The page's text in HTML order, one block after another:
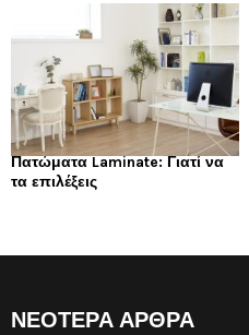
Πατώματα Laminate: Γιατί να
τα επιλέξεις
ΝΕΟΤΕΡΑ ΑΡΘΡΑ